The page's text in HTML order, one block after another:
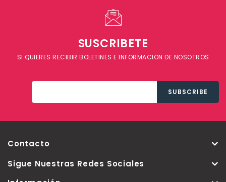
SUSCRIBETE
SI QUIERES RECIBIR BOLETINES E INFORMACION DE NOSOTROS
Contacto
Sigue Nuestras Redes Sociales